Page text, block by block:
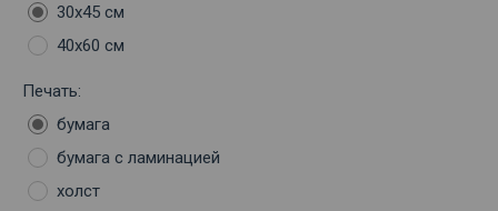
30х45 см
40х60 см
Печать:
бумага
бумага с ламинацией
холст